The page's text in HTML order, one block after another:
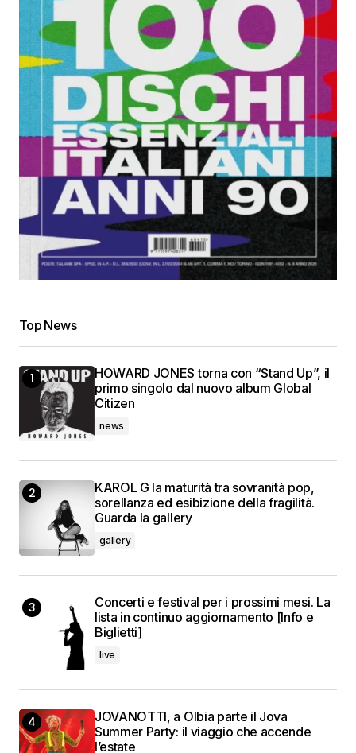
Top News
HOWARD JONES torna con “Stand Up”, il
primo singolo dal nuovo album Global
Citizen
news
KAROL G la maturità tra sovranità pop,
sorellanza ed esibizione della fragilità.
Guarda la gallery
gallery
Concerti e festival per i prossimi mesi. La
lista in continuo aggiornamento [Info e
Biglietti]
live
JOVANOTTI, a Olbia parte il Jova
Summer Party: il viaggio che accende
l’estate